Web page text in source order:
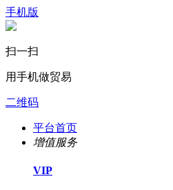
手机版
扫一扫
用手机做贸易
二维码
平台首页
增值服务
VIP